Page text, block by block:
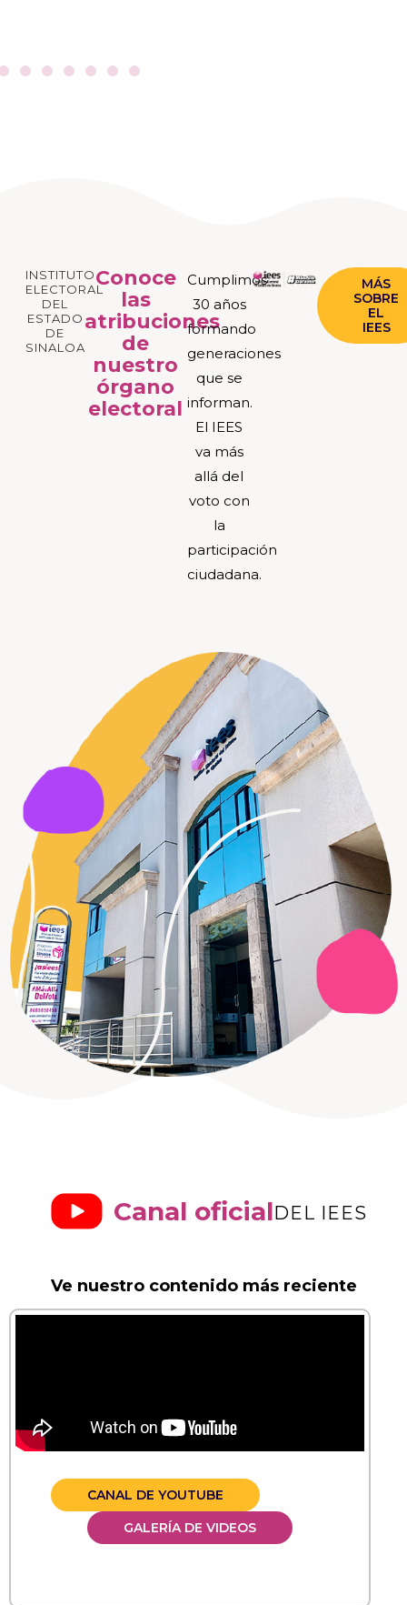
INSTITUTO
ELECTORAL
DEL
ESTADO
DE
SINALOA
Conoce
las
atribuciones
de
nuestro
órgano
electoral
Cumplimos
30 años
formando
generaciones
que se
informan.
El IEES
va más
allá del
voto con
la
participación
ciudadana.
MÁS
SOBRE
EL
IEES
Canal oficialDEL IEES
Ve nuestro contenido más reciente
CANAL DE YOUTUBE
GALERÍA DE VIDEOS